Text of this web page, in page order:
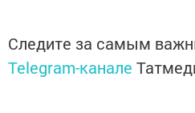
Следите за самым
Telegram-канале